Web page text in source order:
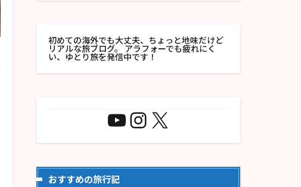
初めての海外でも大丈夫、ちょっと地味だけど
リアルな旅ブログ。 アラフォーでも疲れにく
い、ゆとり旅を発信中です！
おすすめの旅行記